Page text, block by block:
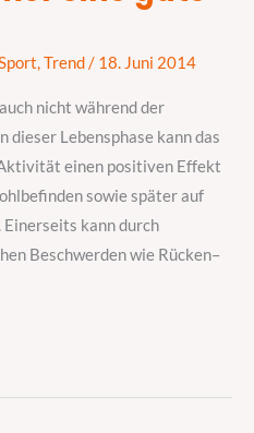
,Trend/ 18. Juni 2014
nicht während der
dieser Lebensphase kann das
einen positiven Effekt
sowie später auf
kann durch
Beschwerden wie Rücken–